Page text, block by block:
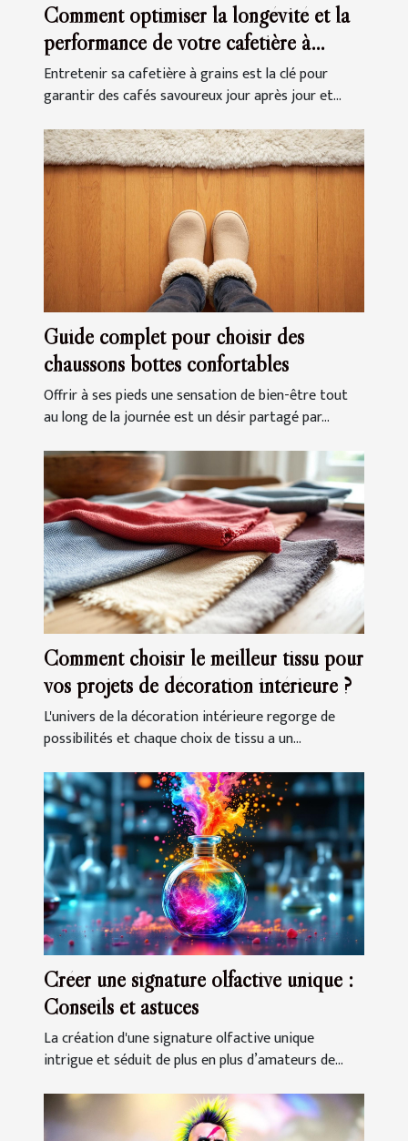
Comment optimiser la longévité et la
performance de votre cafetière à
grains ?
Entretenir sa cafetière à grains est la clé pour
garantir des cafés savoureux jour après jour et...
Guide complet pour choisir des
chaussons bottes confortables
Offrir à ses pieds une sensation de bien-être tout
au long de la journée est un désir partagé par...
Comment choisir le meilleur tissu pour
vos projets de décoration intérieure ?
L'univers de la décoration intérieure regorge de
possibilités et chaque choix de tissu a un...
Créer une signature olfactive unique :
Conseils et astuces
La création d'une signature olfactive unique
intrigue et séduit de plus en plus d’amateurs de...